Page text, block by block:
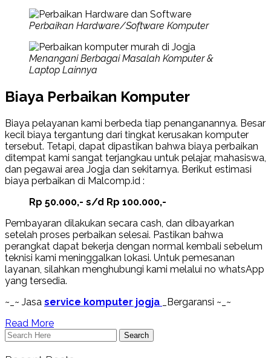
Perbaikan Hardware/Software Komputer
Menangani Berbagai Masalah Komputer &
Laptop Lainnya
Biaya Perbaikan Komputer
Biaya pelayanan kami berbeda tiap penanganannya. Besar
kecil biaya tergantung dari tingkat kerusakan komputer
tersebut. Tetapi, dapat dipastikan bahwa biaya perbaikan
ditempat kami sangat terjangkau untuk pelajar, mahasiswa,
dan pegawai area Jogja dan sekitarnya. Berikut estimasi
biaya perbaikan di Malcomp.id :
Rp 50.000,- s/d Rp 100.000,-
Pembayaran dilakukan secara cash, dan dibayarkan
setelah proses perbaikan selesai. Pastikan bahwa
perangkat dapat bekerja dengan normal kembali sebelum
teknisi kami meninggalkan lokasi. Untuk pemesanan
layanan, silahkan menghubungi kami melalui no whatsApp
yang tersedia.
~_~ Jasa service komputer jogja
_Bergaransi ~_~
Read More